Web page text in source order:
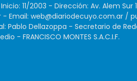
11/2003 - Dirección: Av. Alem
- Email: web@diariodecuyo.com.ar /
Pablo Dellazoppa - Secretario de
- FRANCISCO MONTES S.A.C.I.F.